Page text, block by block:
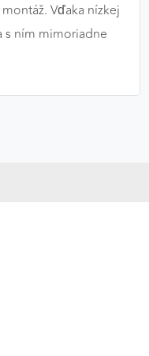
Vďaka nízkej
s ním mimoriadne